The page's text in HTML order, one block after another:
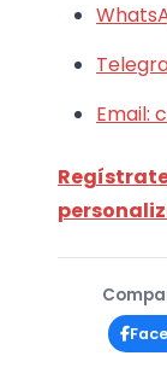
Email: